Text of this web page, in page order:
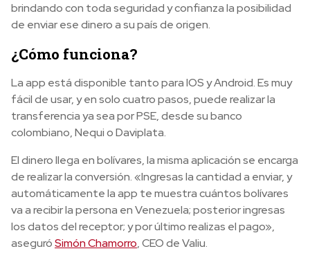
brindando con toda seguridad y confianza la posibilidad
de enviar ese dinero a su país de origen.
¿Cómo funciona?
La app está disponible tanto para IOS y Android. Es muy
fácil de usar, y en solo cuatro pasos, puede realizar la
transferencia ya sea por PSE, desde su banco
colombiano, Nequi o Daviplata.
El dinero llega en bolívares, la misma aplicación se encarga
de realizar la conversión. «Ingresas la cantidad a enviar, y
automáticamente la app te muestra cuántos bolívares
va a recibir la persona en Venezuela; posterior ingresas
los datos del receptor; y por último realizas el pago»,
aseguróSimón Chamorro, CEO de Valiu.